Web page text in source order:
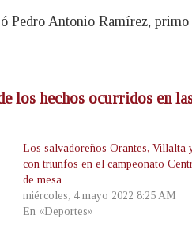
Pedro Antonio Ramírez,
los hechos ocurridos en
Los salvadoreños Orantes, Villalta
con triunfos en el campeonato
de mesa
miércoles, 4 mayo 2022 8:25 AM
En «Deportes»